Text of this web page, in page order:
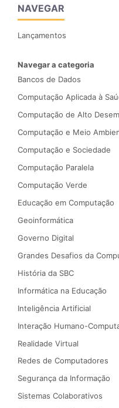
NAVEGAR
Lançamentos
Navegar a categoria
Bancos de Dados
Computação Aplicada à
Computação de Alto
Computação e Meio
Computação e Sociedade
Computação Paralela
Computação Verde
Educação em Computação
Geoinformática
Governo Digital
Grandes Desafios da
História da SBC
Informática na Educação
Inteligência Artificial
Interação Humano-
Realidade Virtual
Redes de Computadores
Segurança da Informação
Sistemas Colaborativos